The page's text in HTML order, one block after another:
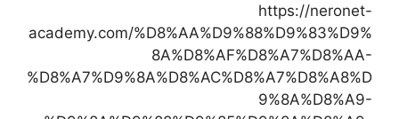
https://neronet-
academy.com/%D8%AA%D9%88%D9%83%D9%
8A%D8%AF%D8%A7%D8%AA-
%D8%A7%D9%8A%D8%AC%D8%A7%D8%A8%D
9%8A%D8%A9-